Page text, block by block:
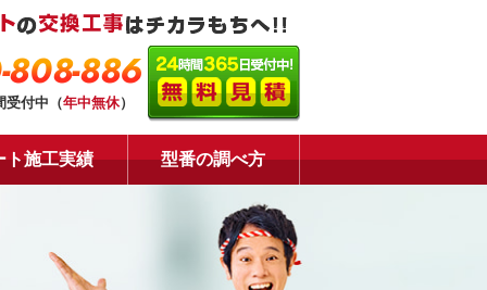
808-886
受付中（年中無休）
ト施工実績 型番の調べ方